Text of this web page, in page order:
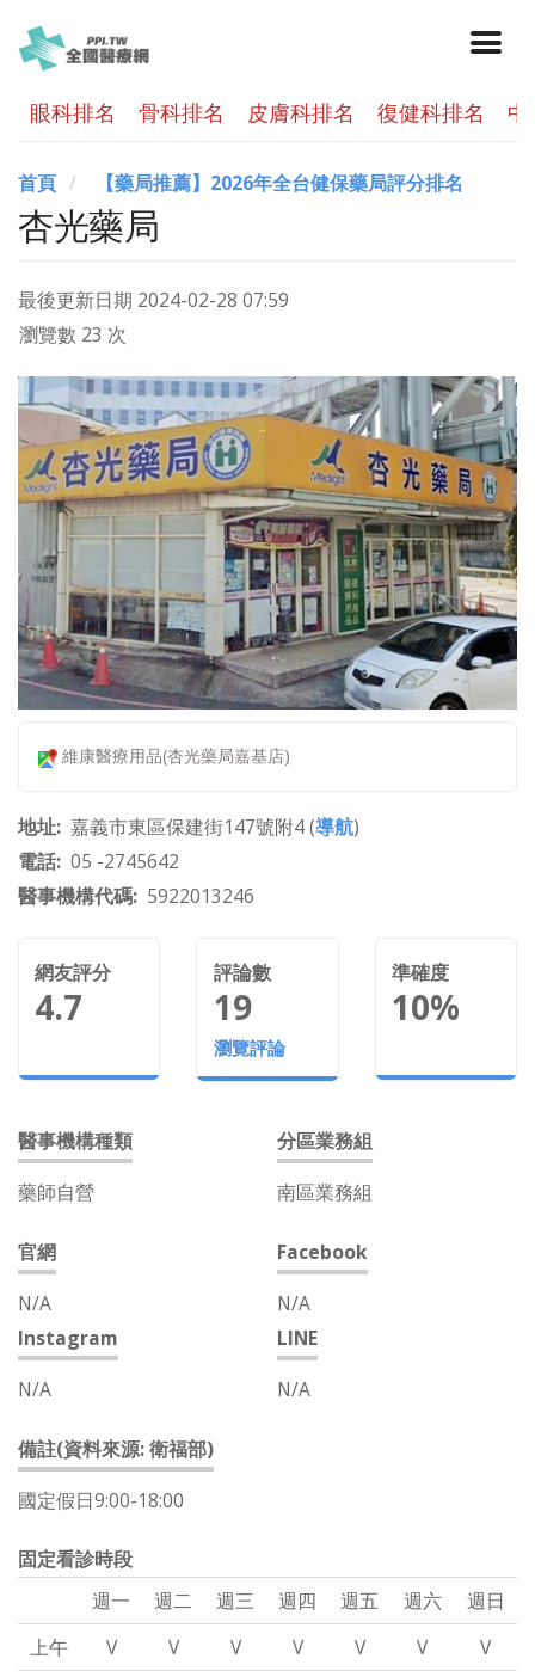
眼科排名 骨科排名 皮膚科排名 復健科排名
首頁 【藥局推薦】2026年全台健保藥局評分排名
杏光藥局
最後更新日期 2024-02-28 07:59
瀏覽數 23 次
維康醫療用品(杏光藥局嘉基店)
地址 嘉義市東區保建街147號附4 (導航)
電話 05 -2745642
醫事機構代碼 5922013246
網友評分
4.7
評論數
19
瀏覽評論
準確度
10%
醫事機構種類
藥師自營
分區業務組
南區業務組
官網
N/A
Facebook
N/A
Instagram
N/A
LINE
N/A
備註(資料來源: 衛福部)
國定假日9:00-18:00
固定看診時段
週一
週二 週三 週四 週五 週六
週日
上午
V V V V V V
V